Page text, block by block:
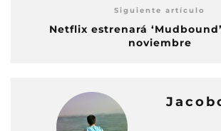
Siguiente artículo
Netflix estrenará
noviembre